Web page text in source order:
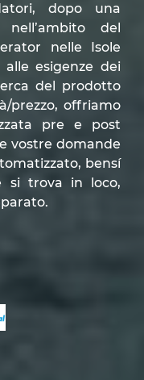
dopo una
nell’ambito del
nelle Isole
esigenze dei
del prodotto
prezzo, offriamo
pre e post
vostre domande
bensí
si trova in loco,